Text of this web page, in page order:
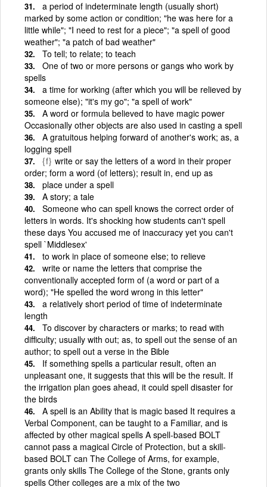
a period of indeterminate length (usually short)
marked by some action or condition; "he was here for a
little while"; "I need to rest for a piece"; "a spell of good
weather"; "a patch of bad weather"
To tell; to relate; to teach
One of two or more persons or gangs who work by
spells
a time for working (after which you will be relieved by
someone else); "it's my go"; "a spell of work"
A word or formula believed to have magic power
Occasionally other objects are also used in casting a spell
A gratuitous helping forward of another's work; as, a
logging spell
{f} write or say the letters of a word in their proper
order; form a word (of letters); result in, end up as
place under a spell
A story; a tale
Someone who can spell knows the correct order of
letters in words. It's shocking how students can't spell
these days You accused me of inaccuracy yet you can't
spell `Middlesex'
to work in place of someone else; to relieve
write or name the letters that comprise the
conventionally accepted form of (a word or part of a
word); "He spelled the word wrong in this letter"
a relatively short period of time of indeterminate
length
To discover by characters or marks; to read with
difficulty; usually with out; as, to spell out the sense of an
author; to spell out a verse in the Bible
If something spells a particular result, often an
unpleasant one, it suggests that this will be the result. If
the irrigation plan goes ahead, it could spell disaster for
the birds
A spell is an Ability that is magic based It requires a
Verbal Component, can be taught to a Familiar, and is
affected by other magical spells A spell-based BOLT
cannot pass a magical Circle of Protection, but a skill-
based BOLT can The College of Arms, for example,
grants only skills The College of the Stone, grants only
spells Other colleges are a mix of the two